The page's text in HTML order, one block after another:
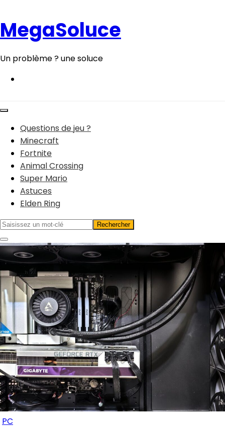
contenu
MegaSoluce
Un problème ? une soluce
Questions de jeu ?
Minecraft
Fortnite
Animal Crossing
Super Mario
Astuces
Elden Ring
PC